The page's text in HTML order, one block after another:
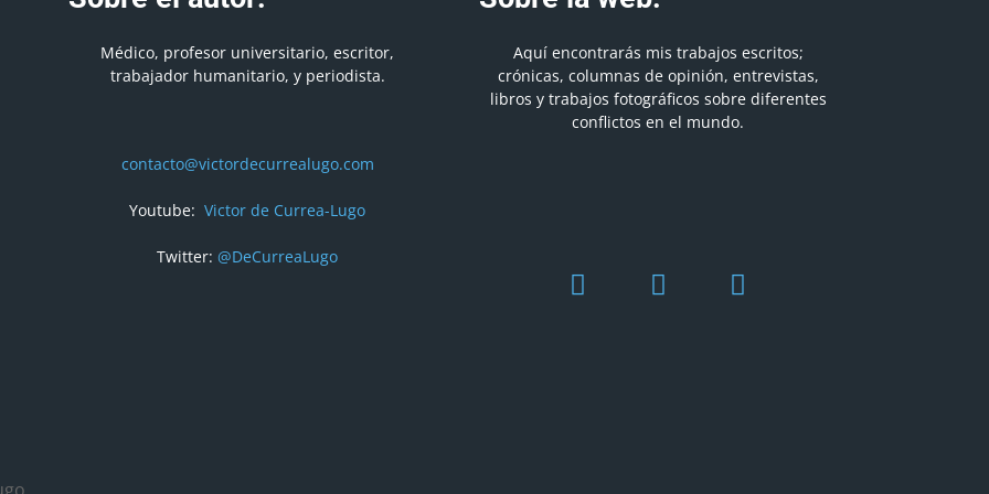
Médico, profesor universitario, escritor,
trabajador humanitario, y periodista.
contacto@victordecurrealugo.com
Youtube: Victor de Currea-Lugo
Twitter: @DeCurreaLugo
Aquí encontrarás mis trabajos escritos;
crónicas, columnas de opinión, entrevistas,
libros y trabajos fotográficos sobre diferentes
conflictos en el mundo.